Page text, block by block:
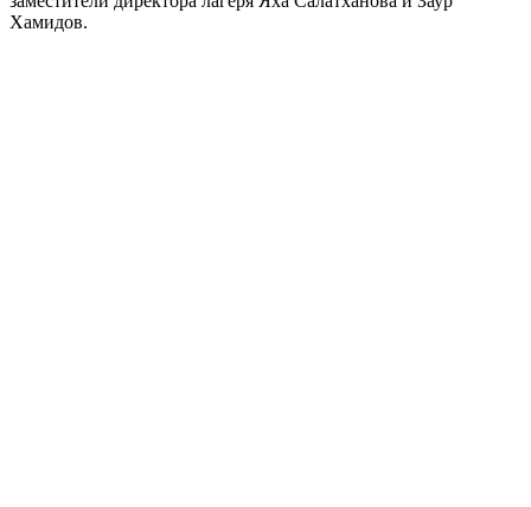
Хамидов.